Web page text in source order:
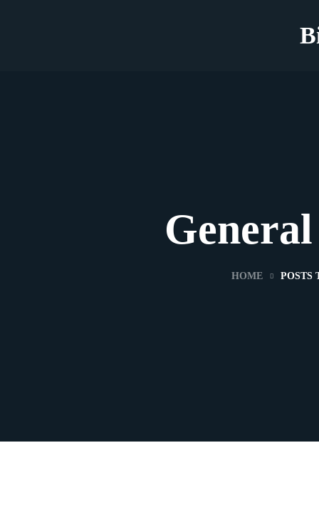
HOME POSTS